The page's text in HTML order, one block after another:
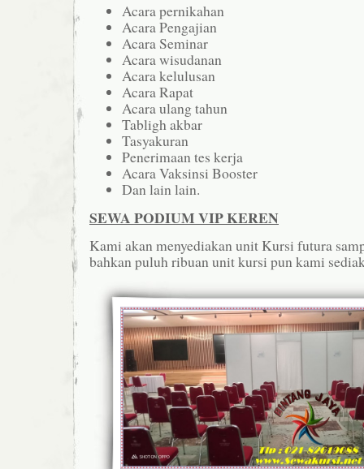
Acara pernikahan
Acara Pengajian
Acara Seminar
Acara wisudanan
Acara kelulusan
Acara Rapat
Acara ulang tahun
Tabligh akbar
Tasyakuran
Penerimaan tes kerja
Acara Vaksinsi Booster
Dan lain lain.
SEWA PODIUM VIP KEREN
Kami akan menyediakan unit Kursi futura
bahkan puluh ribuan unit kursi pun kami